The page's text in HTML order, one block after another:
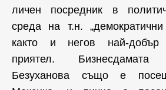
личен посредник в
среда на т.н. „демократични
както и негов най-добър
приятел.
Безуханова също е